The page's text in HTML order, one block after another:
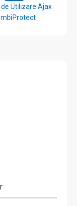
de Utilizare Ajax